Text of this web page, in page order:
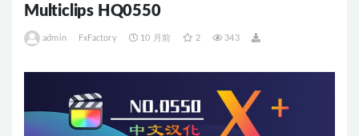
Multiclips HQ0550
admin FxFactory 10 月前 2 343